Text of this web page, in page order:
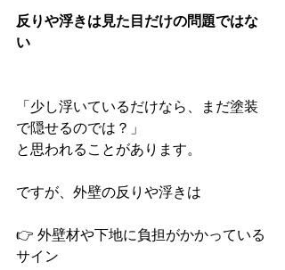
反りや浮きは見た目だけの問題ではな
い
「少し浮いているだけなら、まだ塗装
で隠せるのでは？」
と思われることがあります。
ですが、外壁の反りや浮きは
👉 外壁材や下地に負担がかかっている
サイン